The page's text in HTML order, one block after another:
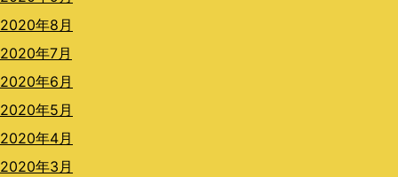
2020年8月
2020年7月
2020年6月
2020年5月
2020年4月
2020年3月